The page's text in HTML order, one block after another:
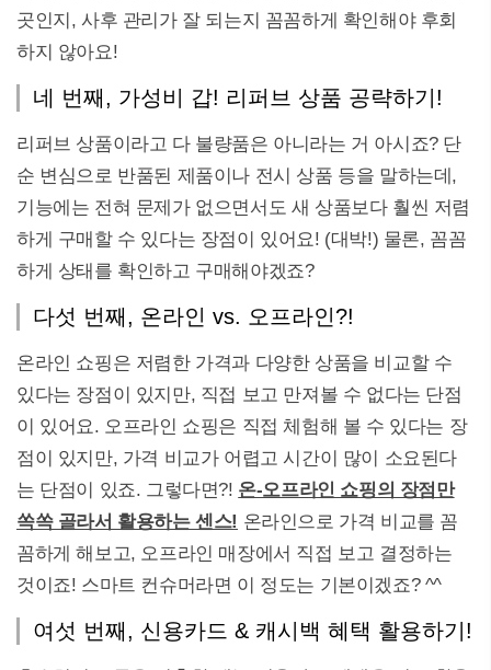
곳인지, 사후 관리가 잘 되는지 꼼꼼하게 확인해야 후회
하지 않아요!
네 번째, 가성비 갑! 리퍼브 상품 공략하기!
리퍼브 상품이라고 다 불량품은 아니라는 거 아시죠? 단
순 변심으로 반품된 제품이나 전시 상품 등을 말하는데,
기능에는 전혀 문제가 없으면서도 새 상품보다 훨씬 저렴
하게 구매할 수 있다는 장점이 있어요! (대박!) 물론, 꼼꼼
하게 상태를 확인하고 구매해야겠죠?
다섯 번째, 온라인 vs. 오프라인?!
온라인 쇼핑은 저렴한 가격과 다양한 상품을 비교할 수
있다는 장점이 있지만, 직접 보고 만져볼 수 없다는 단점
이 있어요. 오프라인 쇼핑은 직접 체험해 볼 수 있다는 장
점이 있지만, 가격 비교가 어렵고 시간이 많이 소요된다
는 단점이 있죠. 그렇다면?! 온-오프라인 쇼핑의 장점만
쏙쏙 골라서 활용하는 센스! 온라인으로 가격 비교를 꼼
꼼하게 해보고, 오프라인 매장에서 직접 보고 결정하는
것이죠! 스마트 컨슈머라면 이 정도는 기본이겠죠? ^^
여섯 번째, 신용카드 & 캐시백 혜택 활용하기!